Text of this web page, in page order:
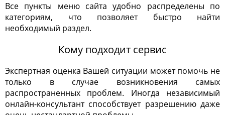
Все пункты меню сайта удобно распределены по
категориям, что позволяет быстро найти
необходимый раздел.
Кому подходит сервис
Экспертная оценка Вашей ситуации может помочь не
только в случае возникновения самых
распространенных проблем. Иногда независимый
онлайн-консультант способствует разрешению даже